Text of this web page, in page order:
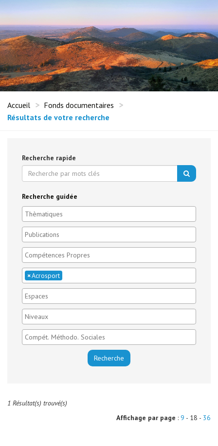
Accueil
Fonds documentaires
Résultats de votre recherche
Recherche rapide
Recherche guidée
×Acrosport
1 Résultat(s) trouvé(s)
Affichage par page : 9 - 18 - 36